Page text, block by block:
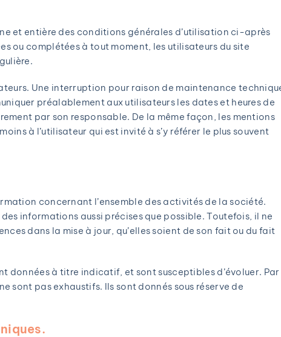
et entière des conditions générales d’utilisation ci-après
ou complétées à tout moment, les utilisateurs du site
Une interruption pour raison de maintenance
préalablement aux utilisateurs les dates et heures de
par son responsable. De la même façon, les mentions
à l’utilisateur qui est invité à s’y référer le plus souvent
concernant l’ensemble des activités de la société.
des informations aussi précises que possible. Toutefois, il ne
dans la mise à jour, qu’elles soient de son fait ou du fait
données à titre indicatif, et sont susceptibles d’évoluer. Par
ne sont pas exhaustifs. Ils sont donnés sous réserve de